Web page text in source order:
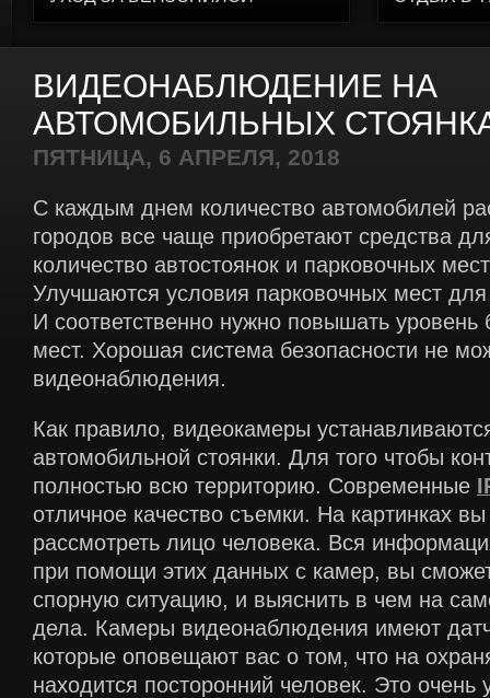
ВИДЕОНАБЛЮДЕНИЕ НА
АВТОМОБИЛЬНЫХ
ПЯТНИЦА, 6 АПРЕЛЯ, 2018
С каждым днем количество автомобилей
городов все чаще приобретают средства
количество автостоянок и парковочных
Улучшаются условия парковочных мест
И соответственно нужно повышать уровень
мест. Хорошая система безопасности не
видеонаблюдения.
Как правило, видеокамеры
автомобильной стоянки. Для того чтобы
полностью всю территорию. Современные
отличное качество съемки. На картинках
рассмотреть лицо человека. Вся
при помощи этих данных с камер, вы
спорную ситуацию, и выяснить в чем на
дела. Камеры видеонаблюдения имеют
которые оповещают вас о том, что на
находится посторонний человек. Это очень